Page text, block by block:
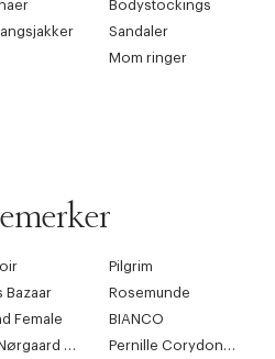
Bodystockings
Sandaler
Mom ringer
Pilgrim
Bazaar
Rosemunde
Female
BIANCO
Mads Nørgaard Copenhagen
Pernille Corydon Jewellery